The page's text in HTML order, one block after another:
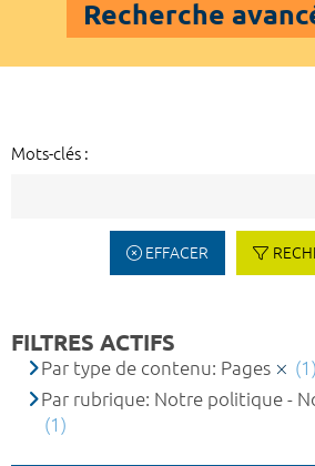
Recherche
Mots-clés :
EFFACER
FILTRES ACTIFS
Par type de contenu: Pages
(1)
Par rubrique: Notre politique -
(1)